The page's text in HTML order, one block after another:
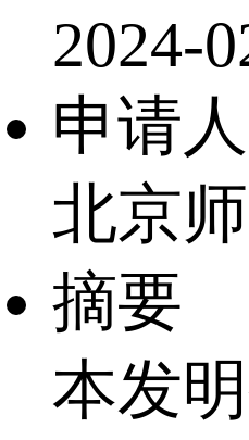
2024-
申请人
北京
摘要
本发